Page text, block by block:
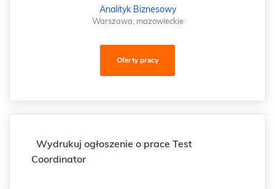
Analityk Biznesowy
Warszawa, mazowieckie
Oferty pracy
Wydrukuj ogłoszenie o prace Test
Coordinator